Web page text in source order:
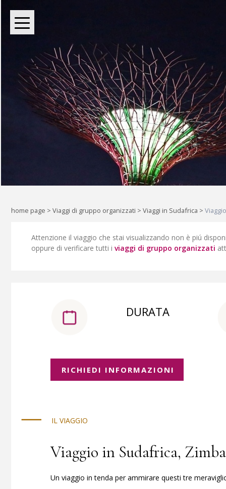
Oltre le rotte comuni:
Liberi di esplorare il mondo,
home page > Viaggi di gruppo organizzati > Viaggi in Sudafrica >
Attenzione il viaggio che stai visualizzando non è piú
oppure di verificare tutti i viaggi di gruppo organizzati
DURATA
RICHIEDI INFORMAZIONI
IL VIAGGIO
Viaggio in Sudafrica,
Un viaggio in tenda per ammirare questi tre